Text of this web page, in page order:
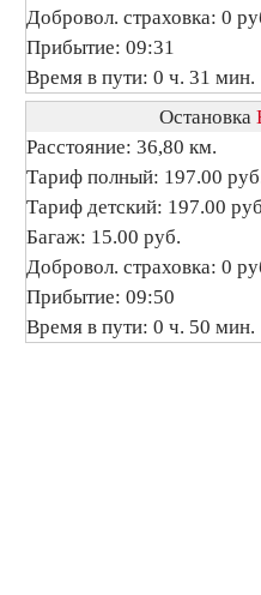
Добровол. страховка: 0
Прибытие: 09:31
Время в пути: 0 ч. 31 мин.
Остановка
Расстояние: 36,80 км.
Тариф полный: 197.00
Тариф детский: 197.00
Багаж: 15.00 руб.
Добровол. страховка: 0
Прибытие: 09:50
Время в пути: 0 ч. 50 мин.